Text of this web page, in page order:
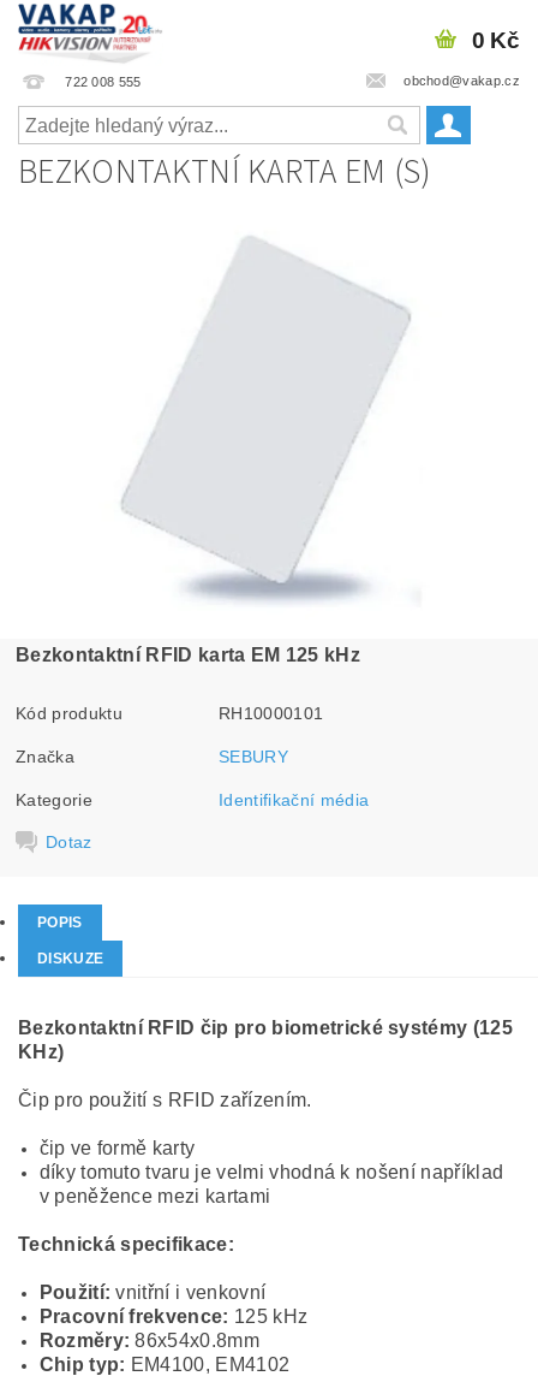
722 008 555 obchod@vakap.cz
0 Kč
BEZKONTAKTNÍ KARTA EM (S)
Bezkontaktní RFID karta EM 125 kHz
Kód produktu RH10000101
Značka SEBURY
Kategorie Identifikační média
Dotaz
POPIS
DISKUZE
Bezkontaktní RFID čip pro biometrické systémy (125
KHz)
Čip pro použití s RFID zařízením.
čip ve formě karty
díky tomuto tvaru je velmi vhodná k nošení například
v peněžence mezi kartami
Technická specifikace:
Použití: vnitřní i venkovní
Pracovní frekvence: 125 kHz
Rozměry: 86x54x0.8mm
Chip typ: EM4100, EM4102